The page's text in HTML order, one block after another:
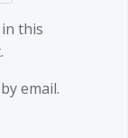
this
email.